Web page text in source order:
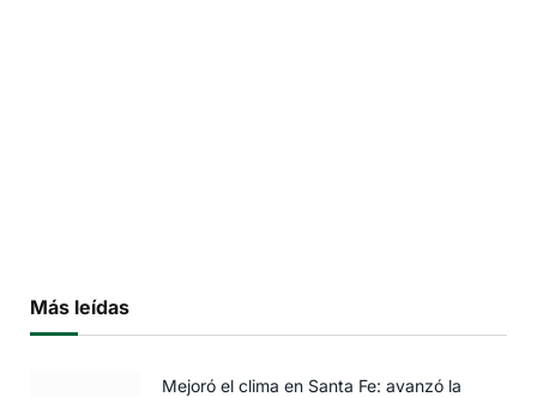
Más leídas
Mejoró el clima en Santa Fe: avanzó la